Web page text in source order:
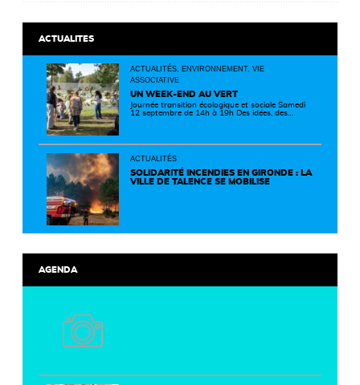
ACTUALITES
ACTUALITÉS, ENVIRONNEMENT, VIE
ASSOCIATIVE
UN WEEK-END AU VERT
Journée transition écologique et sociale Samedi
12 septembre de 14h à 19h Des idées, des
un territoire plus durable et solidaire.
ACTUALITÉS
SOLIDARITÉ INCENDIES EN GIRONDE : LA
VILLE DE TALENCE SE MOBILISE
AGENDA